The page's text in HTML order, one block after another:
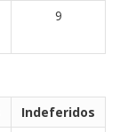
9
Indeferidos